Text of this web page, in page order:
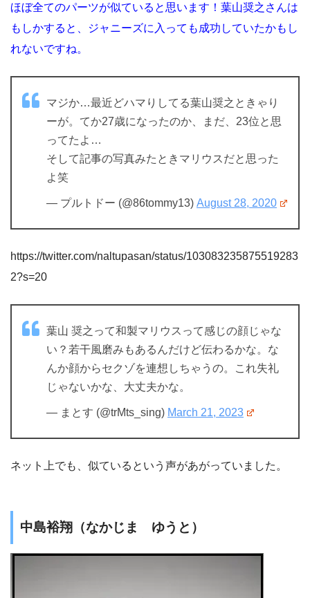
ほぼ全てのパーツが似ていると思います！葉山奨之さんは
もしかすると、ジャニーズに入っても成功していたかもし
れないですね。
マジか…最近どハマりしてる葉山奨之ときゃり
ーが。てか27歳になったのか、まだ、23位と思
ってたよ…
そして記事の写真みたときマリウスだと思った
よ笑
— プルトドー (@86tommy13) August 28, 2020
https://twitter.com/naltupasan/status/103083235875519283
2?s=20
葉山 奨之って和製マリウスって感じの顔じゃな
い？若干風磨みもあるんだけど伝わるかな。な
んか顔からセクゾを連想しちゃうの。これ失礼
じゃないかな、大丈夫かな。
— まとす (@trMts_sing) March 21, 2023
ネット上でも、似ているという声があがっていました。
中島裕翔（なかじま ゆうと）